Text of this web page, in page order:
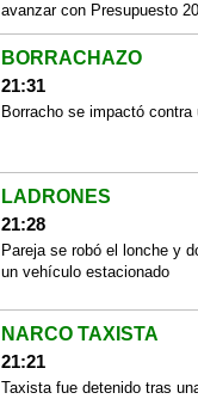
avanzar con Presupuesto
BORRACHAZO
21:31
Borracho se impactó contra
LADRONES
21:28
Pareja se robó el lonche y
un vehículo estacionado
NARCO TAXISTA
21:21
Taxista fue detenido tras